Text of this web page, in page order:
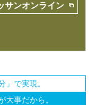
サンオンライン
」で実現。
大事だから。